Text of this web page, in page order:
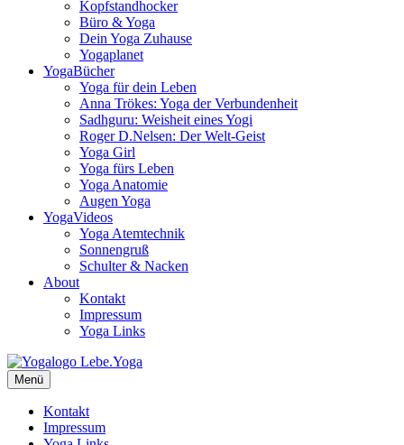
Kopfstandhocker
Büro & Yoga
Dein Yoga Zuhause
Yogaplanet
YogaBücher
Yoga für dein Leben
Anna Trökes: Yoga der Verbundenheit
Sadhguru: Weisheit eines Yogi
Roger D.Nelsen: Der Welt-Geist
Yoga Girl
Yoga fürs Leben
Yoga Anatomie
Augen Yoga
YogaVideos
Yoga Atemtechnik
Sonnengruß
Schulter & Nacken
About
Kontakt
Impressum
Yoga Links
Lebe.Yoga: der Yoga Blog | das Yoga Magazin
Yoga erleben in Wien, Florida… Yoga Magazin, Yogabücher,
Yogavideos…
Menü
Kontakt
Impressum